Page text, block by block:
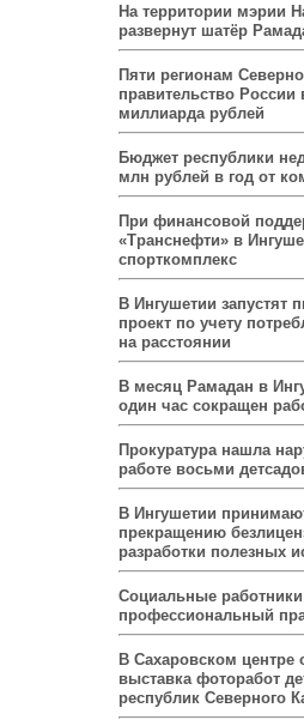
На территории мэрии
развернут шатёр
Пяти регионам
правительство России
миллиарда рублей
Бюджет республики
млн рублей в год от
При финансовой
«Транснефти» в
спорткомплекс
В Ингушетии запустят
проект по учету
на расстоянии
В месяц Рамадан в
один час сокращен
Прокуратура нашла
работе восьми
В Ингушетии
прекращению
разработки полезных
Социальные
профессиональный
В Сахаровском центре
выставка фоторабот
республик Северного